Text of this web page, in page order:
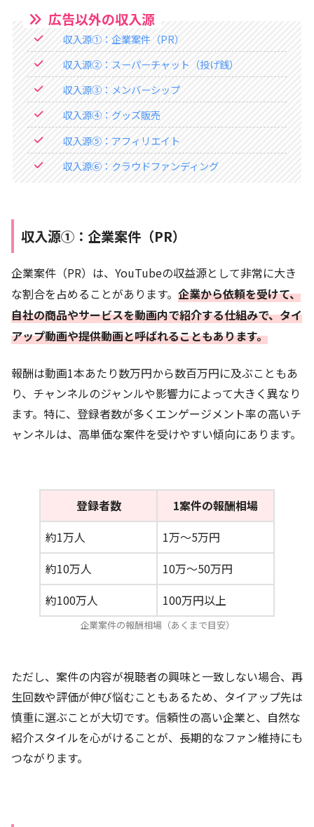
広告以外の収入源
収入源①：企業案件（PR）
収入源②：スーパーチャット（投げ銭）
収入源③：メンバーシップ
収入源④：グッズ販売
収入源⑤：アフィリエイト
収入源⑥：クラウドファンディング
収入源①：企業案件（PR）
企業案件（PR）は、YouTubeの収益源として非常に大き
な割合を占めることがあります。 企業から依頼を受けて、
自社の商品やサービスを動画内で紹介する仕組みで、タイ
アップ動画や提供動画と呼ばれることもあります。
報酬は動画1本あたり数万円から数百万円に及ぶこともあ
り、チャンネルのジャンルや影響力によって大きく異なり
ます。特に、登録者数が多くエンゲージメント率の高いチ
ャンネルは、高単価な案件を受けやすい傾向にあります。
登録者数
1案件の報酬相場
約1万人
1万〜5万円
約10万人
10万〜50万円
約100万人
100万円以上
企業案件の報酬相場（あくまで目安）
ただし、案件の内容が視聴者の興味と一致しない場合、再
生回数や評価が伸び悩むこともあるため、タイアップ先は
慎重に選ぶことが大切です。信頼性の高い企業と、自然な
紹介スタイルを心がけることが、長期的なファン維持にも
つながります。